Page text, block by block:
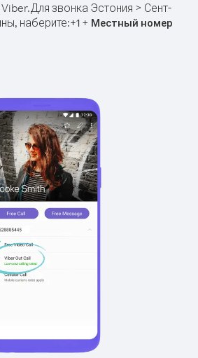
Для звонка Эстония > Сент-
наберите:+1 + Местный номер